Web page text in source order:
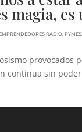
magia,
RADIO,PYMES
provocados
continua sin